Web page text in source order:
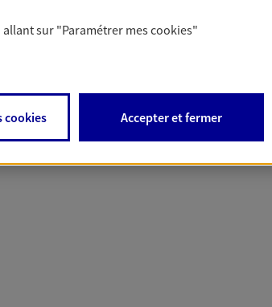
allant sur "Paramétrer mescookies"
cookies Accepter et fermer